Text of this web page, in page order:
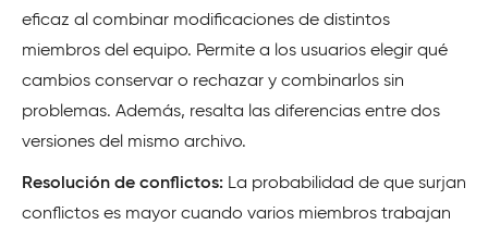
eficaz al combinar modificaciones de distintos
miembros del equipo. Permite a los usuarios elegir qué
cambios conservar o rechazar y combinarlos sin
problemas. Además, resalta las diferencias entre dos
versiones del mismo archivo.
Resolución de conflictos: La probabilidad de que surjan
conflictos es mayor cuando varios miembros trabajan